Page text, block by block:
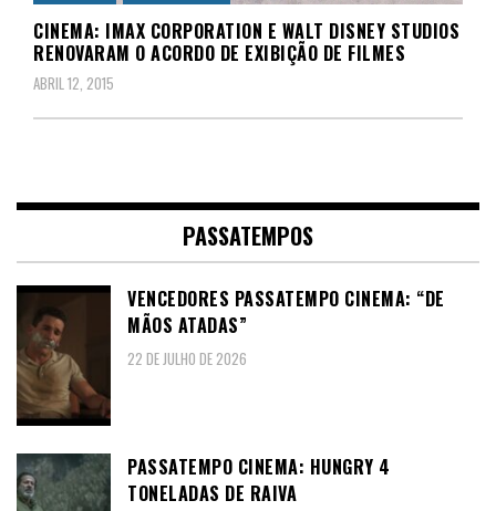
CINEMA: IMAX CORPORATION E WALT DISNEY STUDIOS
RENOVARAM O ACORDO DE EXIBIÇÃO DE FILMES
ABRIL 12, 2015
PASSATEMPOS
VENCEDORES PASSATEMPO CINEMA: “DE
MÃOS ATADAS”
22 DE JULHO DE 2026
PASSATEMPO CINEMA: HUNGRY 4
TONELADAS DE RAIVA